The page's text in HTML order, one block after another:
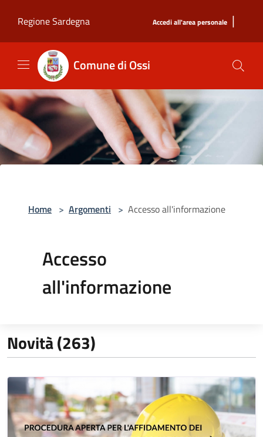
Regione Sardegna
Accedi all'area personale |
Comune di Ossi
Home > Argomenti > Accesso all'informazione
Accesso
all'informazione
Novità (263)